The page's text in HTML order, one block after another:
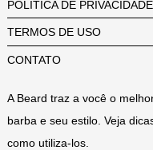
POLÍTICA DE PRIVACIDADE
TERMOS DE USO
CONTATO
A Beard traz a você o
barba e seu estilo. Veja
como utiliza-los.